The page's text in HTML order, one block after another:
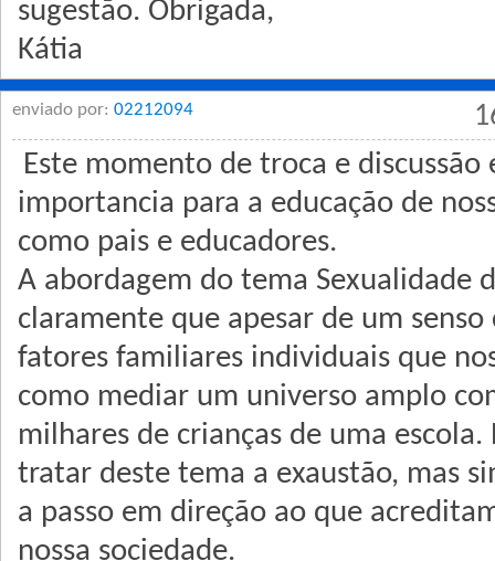
sugestão. Obrigada,
Kátia
enviado por: 02212094
Este momento de troca e discussão
importancia para a educação de
como pais e educadores.
A abordagem do tema Sexualidade
claramente que apesar de um
fatores familiares individuais que
como mediar um universo amplo
milhares de crianças de uma escola.
tratar deste tema a exaustão, mas
a passo em direção ao que
nossa sociedade.